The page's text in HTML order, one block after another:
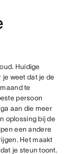
Huidige
weet dat je de
te
persoon
aan die meer
oplossing bij de
een andere
Het maakt
je steun toont.